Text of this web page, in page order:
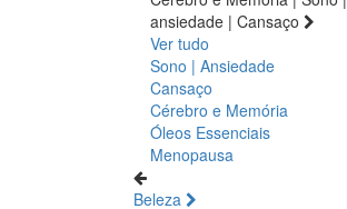
ansiedade | Cansaço
Ver tudo
Sono | Ansiedade
Cansaço
Cérebro e Memória
Óleos Essenciais
Menopausa
Beleza